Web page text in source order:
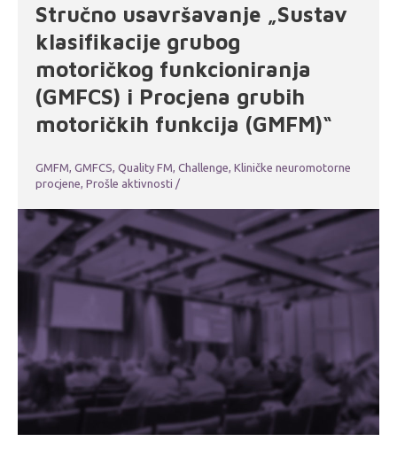
Stručno usavršavanje „Sustav
klasifikacije grubog
motoričkog funkcioniranja
(GMFCS) i Procjena grubih
motoričkih funkcija (GMFM)“
GMFM, GMFCS, Quality FM, Challenge, Kliničke neuromotorne
procjene, Prošle aktivnosti /